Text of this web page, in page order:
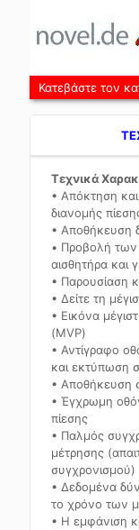
Κατεβάστε τον
Τεχνικά
• Απόκτηση
διανομής
• Αποθήκευση
• Προβολή των
αισθητήρα και
• Παρουσίαση
• Δείτε τη
• Εικόνα
(MVP)
• Αντίγραφο
και εκτύπωση
• Αποθήκευση
• Έγχρωμη
πίεσης
• Παλμός
μέτρησης
συγχρονισμού)
• Δεδομένα
το χρόνο των
• Η εμφάνιση